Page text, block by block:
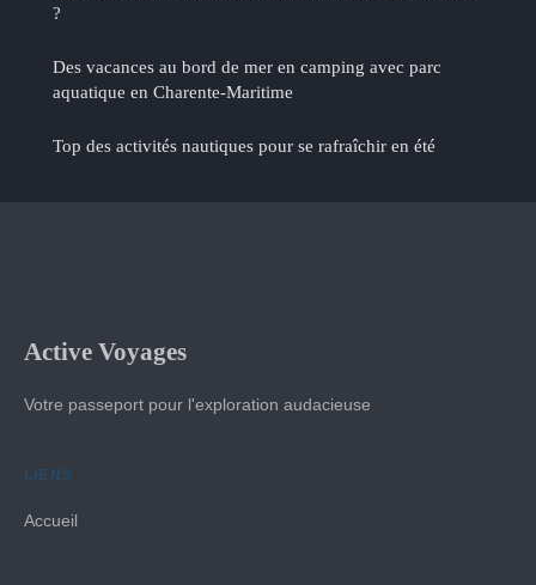
?
Des vacances au bord de mer en camping avec parc
aquatique en Charente-Maritime
Top des activités nautiques pour se rafraîchir en été
Active Voyages
Votre passeport pour l'exploration audacieuse
LIENS
Accueil